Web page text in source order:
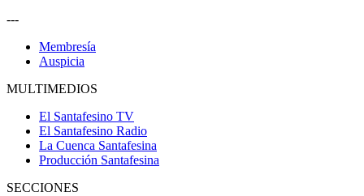
---
Membresía
Auspicia
MULTIMEDIOS
El Santafesino TV
El Santafesino Radio
La Cuenca Santafesina
Producción Santafesina
SECCIONES